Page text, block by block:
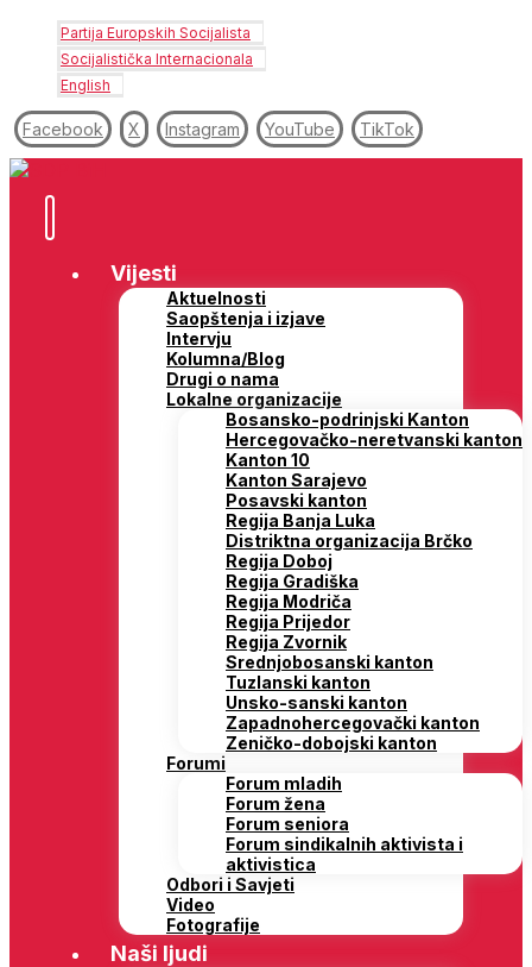
Partija Europskih Socijalista
Socijalistička Internacionala
English
Facebook X Instagram YouTube TikTok
Vijesti
Aktuelnosti
Saopštenja i izjave
Intervju
Kolumna/Blog
Drugi o nama
Lokalne organizacije
Bosansko-podrinjski Kanton
Hercegovačko-neretvanski kanton
Kanton 10
Kanton Sarajevo
Posavski kanton
Regija Banja Luka
Distriktna organizacija Brčko
Regija Doboj
Regija Gradiška
Regija Modriča
Regija Prijedor
Regija Zvornik
Srednjobosanski kanton
Tuzlanski kanton
Unsko-sanski kanton
Zapadnohercegovački kanton
Zeničko-dobojski kanton
Forumi
Forum mladih
Forum žena
Forum seniora
Forum sindikalnih aktivista i
aktivistica
Odbori i Savjeti
Video
Fotografije
Naši ljudi